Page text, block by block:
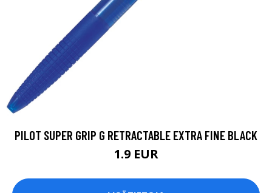
PILOT SUPER GRIP G RETRACTABLE EXTRA FINE BLACK
1.9 EUR